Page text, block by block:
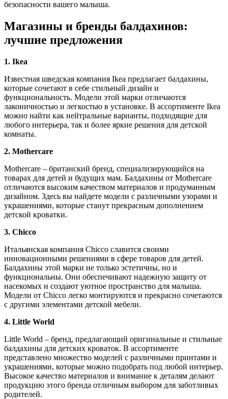
безопасности вашего малыша.
Магазины и бренды балдахинов:
лучшие предложения
1. Ikea
Известная шведская компания Ikea предлагает балдахины,
которые сочетают в себе стильный дизайн и
функциональность. Модели этой марки отличаются
лаконичностью и легкостью в установке. В ассортименте Ikea
можно найти как нейтральные варианты, подходящие для
любого интерьера, так и более яркие решения для детской
комнаты.
2. Mothercare
Mothercare – британский бренд, специализирующийся на
товарах для детей и будущих мам. Балдахины от Mothercare
отличаются высоким качеством материалов и продуманным
дизайном. Здесь вы найдете модели с различными узорами и
украшениями, которые станут прекрасным дополнением
детской кроватки.
3. Chicco
Итальянская компания Chicco славится своими
инновационными решениями в сфере товаров для детей.
Балдахины этой марки не только эстетичны, но и
функциональны. Они обеспечивают надежную защиту от
насекомых и создают уютное пространство для малыша.
Модели от Chicco легко монтируются и прекрасно сочетаются
с другими элементами детской мебели.
4. Little World
Little World – бренд, предлагающий оригинальные и стильные
балдахины для детских кроваток. В ассортименте
представлено множество моделей с различными принтами и
украшениями, которые можно подобрать под любой интерьер.
Высокое качество материалов и внимание к деталям делают
продукцию этого бренда отличным выбором для заботливых
родителей.